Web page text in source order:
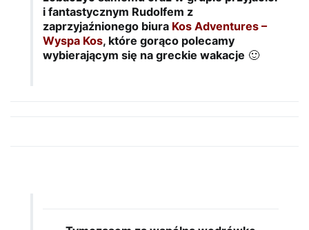
i fantastycznym Rudolfem z
zaprzyjaźnionego biura Kos Adventures –
Wyspa Kos, które gorąco polecamy
wybierającym się na greckie wakacje 🙂